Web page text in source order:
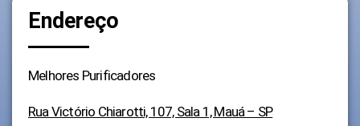
Endereço
Melhores Purificadores
Rua Victório Chiarotti, 107, Sala 1, Mauá – SP